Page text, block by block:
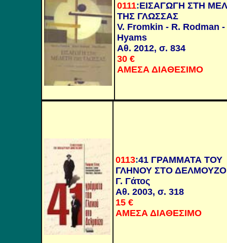
0111:ΕΙΣΑΓΩΓΗ ΣΤΗ
ΤΗΣ ΓΛΩΣΣΑΣ
V. Fromkin - R. Rodman -
Hyams
Αθ. 2012, σ. 834
30€
ΑΜΕΣΑ ΔΙΑΘΕΣΙΜΟ
0113:41 ΓΡΑΜΜΑΤΑ ΤΟΥ
ΓΛΗΝΟΥ ΣΤΟ ΔΕΛΜΟΥΖΟ
Γ. Γάτος
Αθ. 2003, σ. 318
15€
ΑΜΕΣΑ ΔΙΑΘΕΣΙΜΟ